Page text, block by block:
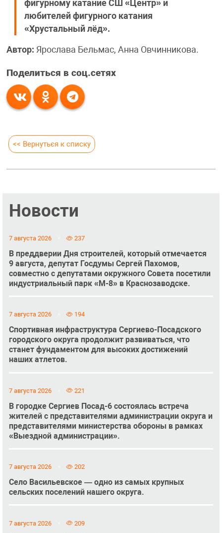
фигурному катание СШ «Центр» и
любителей фигурного катания
«Хрустальный лёд».
Автор: Ярослава Бельмас, Анна Овчинникова.
Поделиться в соц.сетях
<< Вернуться к списку
Новости
7 августа 2026 237
В преддверии Дня строителей, который отмечается
9 августа, депутат Госдумы Сергей Пахомов,
совместно с депутатами окружного Совета посетили
индустриальный парк «М-8» в Краснозаводске.
7 августа 2026 194
Спортивная инфраструктура Сергиево-Посадского
городского округа продолжит развиваться, что
станет фундаментом для высоких достижений
наших атлетов.
7 августа 2026 221
В городке Сергиев Посад-6 состоялась встреча
жителей с представителями администрации округа и
представителями министерства обороны в рамках
«Выездной администрации».
7 августа 2026 202
Село Васильевское — одно из самых крупных
сельских поселений нашего округа.
7 августа 2026 209